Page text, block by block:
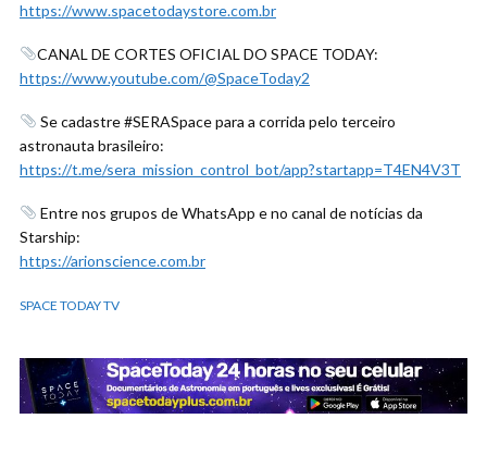
https://www.spacetodaystore.com.br
CANAL DE CORTES OFICIAL DO SPACE TODAY:
https://www.youtube.com/@SpaceToday2
Se cadastre #SERASpace para a corrida pelo terceiro
astronauta brasileiro:
https://t.me/sera_mission_control_bot/app?startapp=T4EN4V3T
Entre nos grupos de WhatsApp e no canal de notícias da
Starship:
https://arionscience.com.br
SPACE TODAY TV